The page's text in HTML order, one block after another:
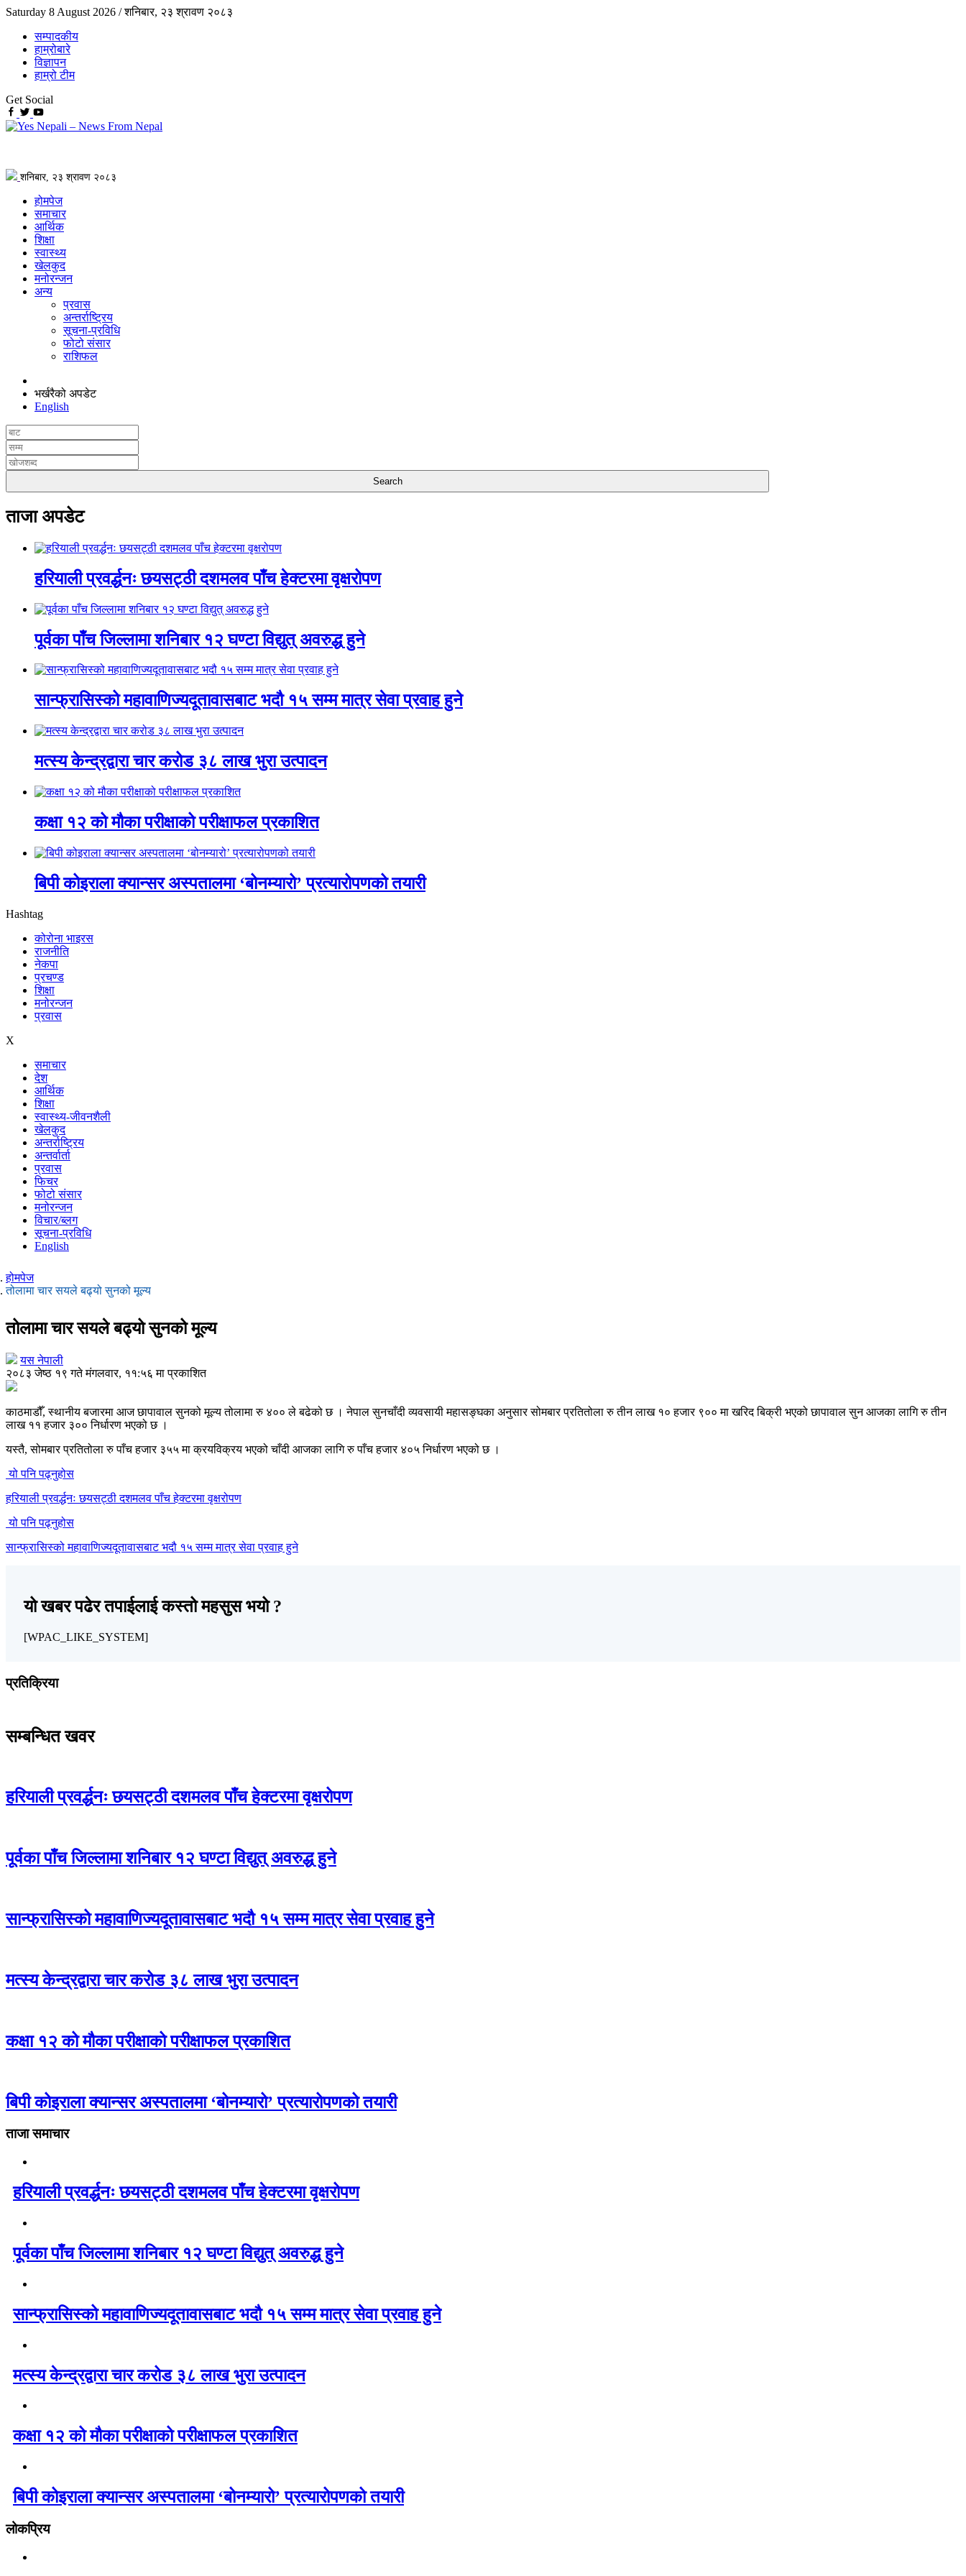
Saturday 8 August 2026 /शनिबार, २३ श्रावण २०८३
सम्पादकीय
हाम्रोबारे
विज्ञापन
हाम्रो टीम
Get Social
शनिबार, २३ श्रावण २०८३
होमपेज
समाचार
आर्थिक
शिक्षा
स्वास्थ्य
खेलकुद
मनोरन्जन
अन्य
प्रवास
अन्तर्राष्ट्रिय
सूचना-प्रविधि
फोटो संसार
राशिफल
भर्खरैको अपडेट
English
ताजा अपडेट
हरियाली प्रवर्द्धनः छयसट्ठी दशमलव पाँच हेक्टरमा वृक्षरोपण
पूर्वका पाँच जिल्लामा शनिबार १२ घण्टा विद्युत् अवरुद्ध हुने
सान्फ्रासिस्को महावाणिज्यदूतावासबाट भदौ १५ सम्म मात्र सेवा प्रवाह हुने
मत्स्य केन्द्रद्वारा चार करोड ३८ लाख भुरा उत्पादन
कक्षा १२ को मौका परीक्षाको परीक्षाफल प्रकाशित
बिपी कोइराला क्यान्सर अस्पतालमा ‘बोनम्यारो’ प्रत्यारोपणको तयारी
Hashtag
कोरोना भाइरस
राजनीति
नेकपा
प्रचण्ड
शिक्षा
मनोरन्जन
प्रवास
X
समाचार
देश
आर्थिक
शिक्षा
स्वास्थ्य-जीवनशैली
खेलकुद
अन्तर्राष्ट्रिय
अन्तर्वार्ता
प्रवास
फिचर
फोटो संसार
मनोरन्जन
विचार/ब्लग
सूचना-प्रविधि
English
होमपेज
तोलामा चार सयले बढ्यो सुनको मूल्य
तोलामा चार सयले बढ्यो सुनको मूल्य
यस नेपाली
२०८३ जेष्ठ १९ गते मंगलवार, ११:५६ मा प्रकाशित
काठमाडौँ, स्थानीय बजारमा आज छापावाल सुनको मूल्य तोलामा रु ४०० ले बढेको छ । नेपाल सुनचाँदी व्यवसायी महासङ्घका अनुसार सोमबार प्रतितोला रु तीन लाख १० हजार ९०० मा खरिद बिक्री भएको छापावाल सुन आजका लागि रु तीन
लाख ११ हजार ३०० निर्धारण भएको छ ।
यस्तै, सोमबार प्रतितोला रु पाँच हजार ३५५ मा क्रयविक्रय भएको चाँदी आजका लागि रु पाँच हजार ४०५ निर्धारण भएको छ ।
यो पनि पढ्नुहोस
हरियाली प्रवर्द्धनः छयसट्ठी दशमलव पाँच हेक्टरमा वृक्षरोपण
यो पनि पढ्नुहोस
सान्फ्रासिस्को महावाणिज्यदूतावासबाट भदौ १५ सम्म मात्र सेवा प्रवाह हुने
यो खबर पढेर तपाईलाई कस्तो महसुस भयो ?
[WPAC_LIKE_SYSTEM]
प्रतिक्रिया
सम्बन्धित खवर
हरियाली प्रवर्द्धनः छयसट्ठी दशमलव पाँच हेक्टरमा वृक्षरोपण
पूर्वका पाँच जिल्लामा शनिबार १२ घण्टा विद्युत् अवरुद्ध हुने
सान्फ्रासिस्को महावाणिज्यदूतावासबाट भदौ १५ सम्म मात्र सेवा प्रवाह हुने
मत्स्य केन्द्रद्वारा चार करोड ३८ लाख भुरा उत्पादन
कक्षा १२ को मौका परीक्षाको परीक्षाफल प्रकाशित
बिपी कोइराला क्यान्सर अस्पतालमा ‘बोनम्यारो’ प्रत्यारोपणको तयारी
ताजा समाचार
हरियाली प्रवर्द्धनः छयसट्ठी दशमलव पाँच हेक्टरमा वृक्षरोपण
पूर्वका पाँच जिल्लामा शनिबार १२ घण्टा विद्युत् अवरुद्ध हुने
सान्फ्रासिस्को महावाणिज्यदूतावासबाट भदौ १५ सम्म मात्र सेवा प्रवाह हुने
मत्स्य केन्द्रद्वारा चार करोड ३८ लाख भुरा उत्पादन
कक्षा १२ को मौका परीक्षाको परीक्षाफल प्रकाशित
बिपी कोइराला क्यान्सर अस्पतालमा ‘बोनम्यारो’ प्रत्यारोपणको तयारी
लोकप्रिय